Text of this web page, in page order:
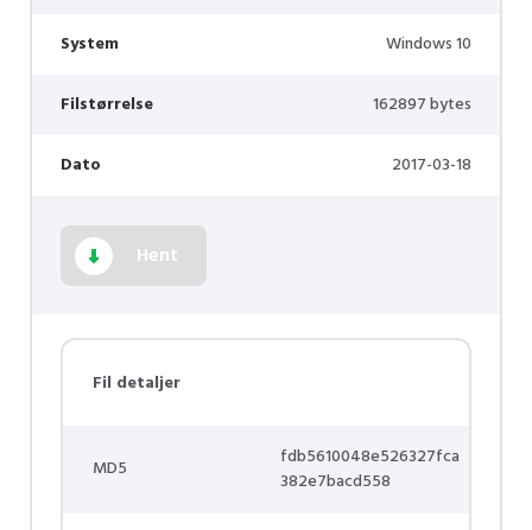
System Windows 10
Filstørrelse 162897 bytes
Dato 2017-03-18
Hent
Fil detaljer
MD5
fdb5610048e526327fca
382e7bacd558